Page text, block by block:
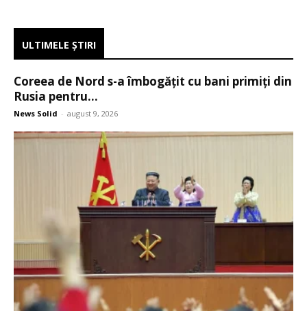
ULTIMELE ŞTIRI
Coreea de Nord s-a îmbogățit cu bani primiți din
Rusia pentru...
News Solid - august 9, 2026